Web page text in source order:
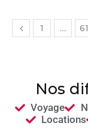
1 … 61
Nos
Voyage
Locations